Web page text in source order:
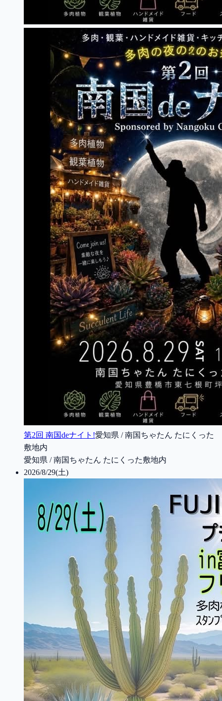
第2回 南国deナイト!愛知県 / 南国ちゃたん たにくった
敷地内
愛知県 / 南国ちゃたん たにくった敷地内
2026/8/29(土)